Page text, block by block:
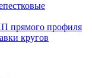
прямого профиля
кругов